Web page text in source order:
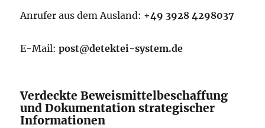
Anrufer aus dem Ausland: +49 3928 4298037
E-Mail:post@detektei-system.de
Verdeckte Beweismittelbeschaffung
und Dokumentation strategischer
Informationen